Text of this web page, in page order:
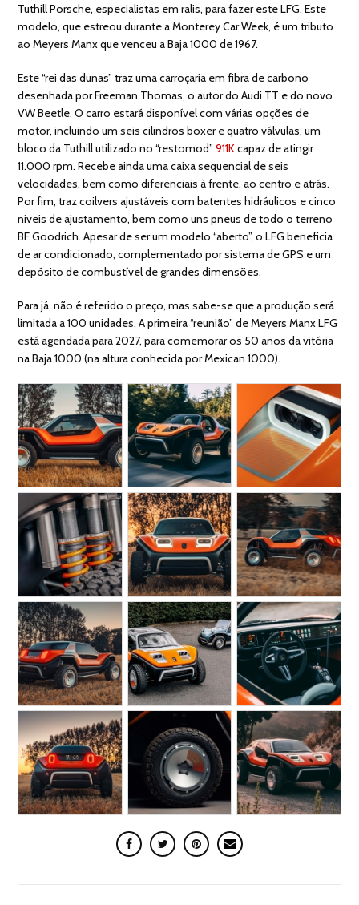
Tuthill Porsche, especialistas em ralis, para fazer este LFG. Este
modelo, que estreou durante a Monterey Car Week, é um tributo
ao Meyers Manx que venceu a Baja 1000 de 1967.
Este “rei das dunas” traz uma carroçaria em fibra de carbono
desenhada por Freeman Thomas, o autor do Audi TT e do novo
VW Beetle. O carro estará disponível com várias opções de
motor, incluindo um seis cilindros boxer e quatro válvulas, um
bloco da Tuthill utilizado no “restomod”911Kcapaz de atingir
11.000 rpm. Recebe ainda uma caixa sequencial de seis
velocidades, bem como diferenciais à frente, ao centro e atrás.
Por fim, traz coilvers ajustáveis com batentes hidráulicos e cinco
níveis de ajustamento, bem como uns pneus de todo o terreno
BF Goodrich. Apesar de ser um modelo “aberto”, o LFG beneficia
de ar condicionado, complementado por sistema de GPS e um
depósito de combustível de grandes dimensões.
Para já, não é referido o preço, mas sabe-se que a produção será
limitada a 100 unidades. A primeira “reunião” de Meyers Manx LFG
está agendada para 2027, para comemorar os 50 anos da vitória
na Baja 1000 (na altura conhecida por Mexican 1000).